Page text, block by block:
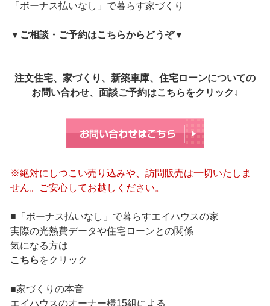
「ボーナス払いなし」で暮らす家づくり
▼ ご相談・ご予約はこちらからどうぞ▼
注文住宅、家づくり、新築車庫、住宅ローンについての
お問い合わせ、面談ご予約はこちらをクリック↓
※絶対にしつこい売り込みや、訪問販売は一切いたしま
せん。ご安心してお越しください。
■「ボーナス払いなし」で暮らすエイハウスの家
実際の光熱費データや住宅ローンとの関係
気になる方は
こちら をクリック
■家づくりの本音
エイハウスのオーナー様15組による